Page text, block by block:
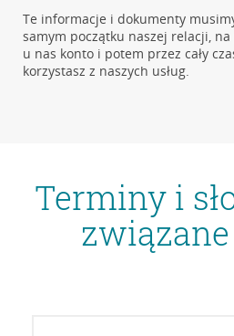
Te informacje i dokumenty
samym początku naszej relacji,
u nas konto i potem przez cały
korzystasz z naszych usług.
Terminy i
związane